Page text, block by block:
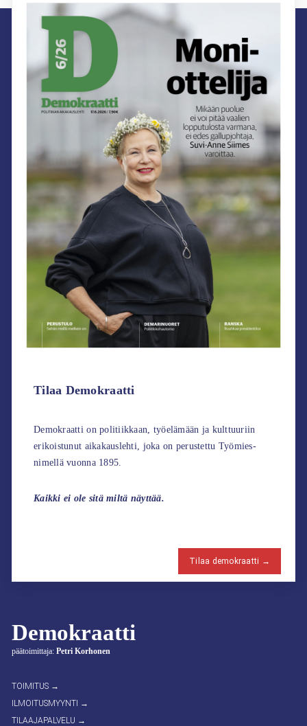
Demokraatti
päätoimittaja: Petri Korhonen
TOIMITUS →
ILMOITUSMYYNTI →
TILAAJAPALVELU →
Tilaa Demokraatti
Demokraatti on politiikkaan, työelämään ja kulttuuriin
erikoistunut aikakauslehti, joka on perustettu Työmies-
nimellä vuonna 1895.
Kaikki ei ole sitä miltä näyttää.
Tilaa demokraatti →